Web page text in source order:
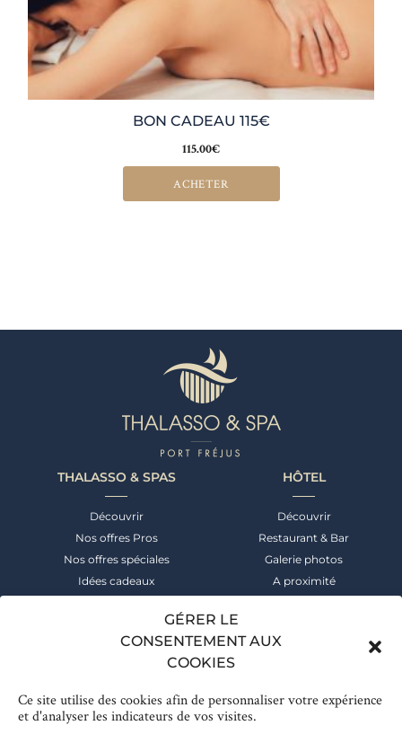
GÉRER LE
CONSENTEMENT AUX
COOKIES
Ce site utilise des cookies afin de personnaliser votre expérience
et d'analyser les indicateurs de vos visites.
BON CADEAU 115€
115.00€
ACHETER
THALASSO & SPAS
Découvrir
Nos offres Pros
Nos offres spéciales
Idées cadeaux
HÔTEL
Découvrir
Restaurant & Bar
Galerie photos
A proximité
Suivez notre actualité &
bénéficiez des meilleures offres
Inscrivez-vous